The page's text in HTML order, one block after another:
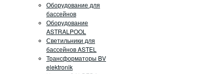
Оборудование для
бассейнов
Оборудование
ASTRALPOOL
Светильники для
бассейнов ASTEL
Трансформаторы BV
elektronik